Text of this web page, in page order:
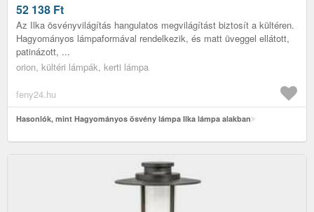
52 138 Ft
Az Ilka ösvényvilágítás hangulatos megvilágítást biztosít a kültéren.
Hagyományos lámpaformával rendelkezik, és matt üveggel ellátott,
patinázott, ...
orion, kültéri lámpák, kerti lámpa
feny24.hu
Hasonlók, mint Hagyományos ösvény lámpa Ilka lámpa alakban